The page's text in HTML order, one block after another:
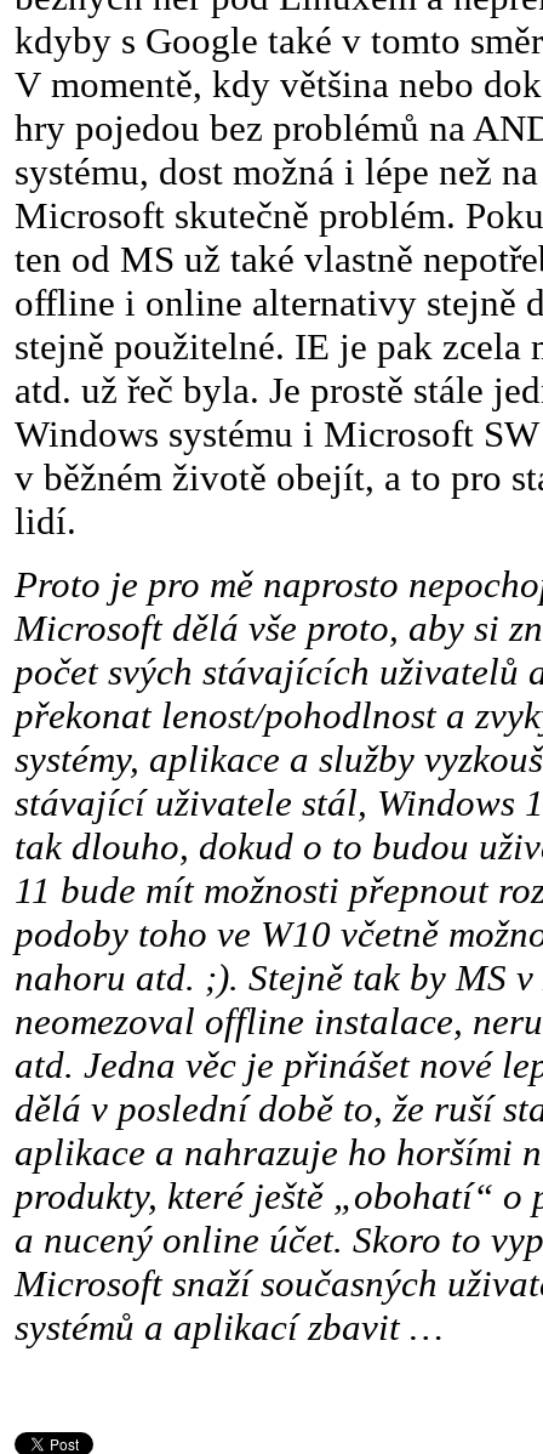
kdyby s Google také v tomto
V momentě, kdy většina nebo
hry pojedou bez problémů na
systému, dost možná i lépe než
Microsoft skutečně problém.
ten od MS už také vlastně
offline i online alternativy stejně
stejně použitelné. IE je pak zcela
atd. už řeč byla. Je prostě stále
Windows systému i Microsoft SW
v běžném životě obejít, a to pro
lidí.
Proto je pro mě naprosto
Microsoft dělá vše proto, aby si
počet svých stávajících uživatelů
překonat lenost/pohodlnost a
systémy, aplikace a služby
stávající uživatele stál, Windows
tak dlouho, dokud o to budou
11 bude mít možnosti přepnout
podoby toho ve W10 včetně
nahoru atd. ;). Stejně tak by MS
neomezoval offline instalace,
atd. Jedna věc je přinášet nové
dělá v poslední době to, že ruší
aplikace a nahrazuje ho horšími
produkty, které ještě „obohatí“ o
a nucený online účet. Skoro to
Microsoft snaží současných
systémů a aplikací zbavit …